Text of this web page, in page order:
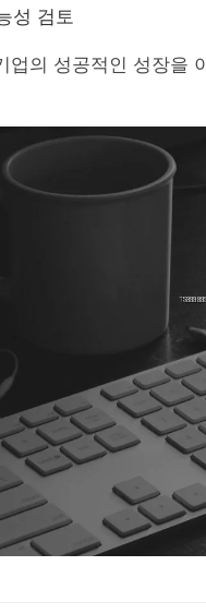
성 검토
업의 성공적인 성장을